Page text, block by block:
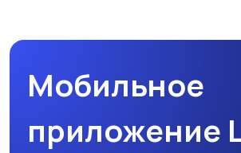
Мобильное
приложение